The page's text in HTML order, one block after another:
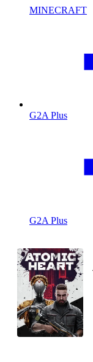
MINECRAFT
G2A Plus
G2A Plus